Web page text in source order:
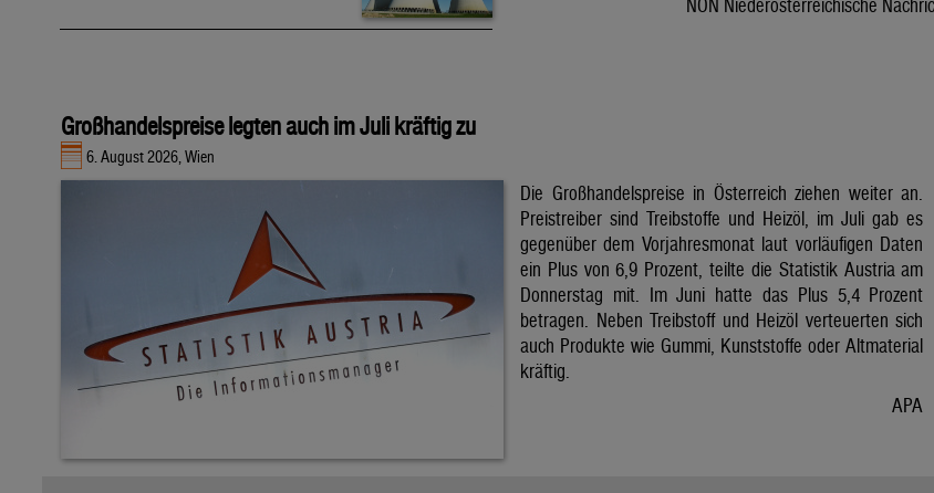
NÖN Niederösterreichische
Großhandelspreise legten auch im Juli kräftig zu
6. August 2026, Wien
Die Großhandelspreise in Österreich ziehen weiter an.
Preistreiber sind Treibstoffe und Heizöl, im Juli gab es
gegenüber dem Vorjahresmonat laut vorläufigen Daten
ein Plus von 6,9 Prozent, teilte die Statistik Austria am
Donnerstag mit. Im Juni hatte das Plus 5,4 Prozent
betragen. Neben Treibstoff und Heizöl verteuerten sich
auch Produkte wie Gummi, Kunststoffe oder Altmaterial
kräftig.
APA